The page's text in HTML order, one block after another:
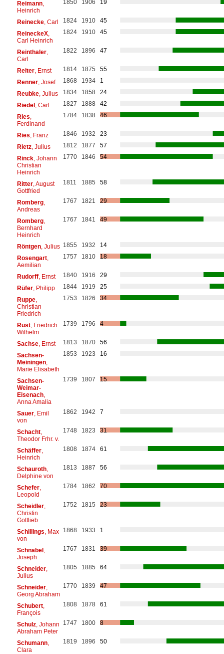
Reimann,
Heinrich
1850 1906 19
Reinecke, Carl 1824 1910
45
ReineckeX,
Carl Heinrich
1824 1910 45
Reinthaler,
Carl
1822 1896 47
Reiter, Ernst 1814 1875
55
Renner, Josef 1868 1934
1
Reubke, Julius 1834 1858
24
Riedel, Carl 1827 1888
42
Ries
Ferdinand
1784 1838 46
Ries , Franz 1846 1932
23
Rietz, Julius 1812 1877
57
Rinck, Johann
Christian
Heinrich
1770 1846 54
Ritter, August
Gottfried
1811 1885 58
Romberg,
Andreas
1767 1821 29
Romberg,
Bernhard
Heinrich
1767 1841 49
Röntgen, Julius 1855 1932
14
Rosengart,
Aemilian
1757 1810 18
Rudorff, Ernst 1840 1916
29
Rüfer, Philipp 1844 1919
25
Ruppe,
Christian
Friedrich
1753 1826 34
Rust, Friedrich
Wilhelm
1739 1796 4
Sachse, Ernst 1813 1870
56
Sachsen-
Meiningen,
Marie Elisabeth
1853 1923 16
Sachsen-
Weimar-
Eisenach,
Anna Amalia
1739 1807 15
Sauer, Emil
von
1862 1942 7
Schacht,
Theodor Frhr. v.
1748 1823 31
Schäffer,
Heinrich
1808 1874 61
Schauroth,
Delphine von
1813 1887 56
Schefer,
Leopold
1784 1862 70
Scheidler,
Christin
Gottlieb
1752 1815 23
Schillings , Max
von
1868 1933 1
Schnabel,
Joseph
1767 1831 39
Schneider,
Julius
1805 1885 64
Schneider,
Georg Abraham
1770 1839 47
Schubert,
François
1808 1878 61
Schulz, Johann
Abraham Peter
1747 1800 8
Schumann,
Clara
1819 1896 50